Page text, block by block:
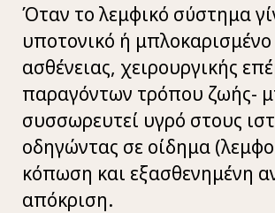
Όταν το λεμφικό σύστημα
υποτονικό ή
ασθένειας, χειρουργικής
παραγόντων τρόπου ζωής-
συσσωρευτεί υγρό στους
οδηγώντας σε οίδημα
κόπωση και εξασθενημένη
απόκριση.